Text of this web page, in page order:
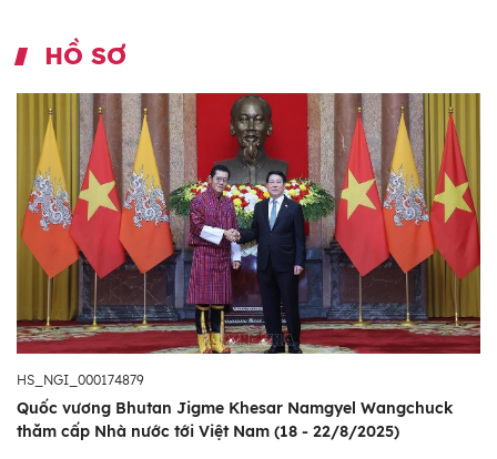
HỒ SƠ
HS_NGI_000174879
Quốc vương Bhutan Jigme Khesar Namgyel Wangchuck
thăm cấp Nhà nước tới Việt Nam (18 - 22/8/2025)